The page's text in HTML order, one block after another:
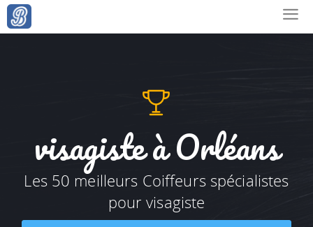
visagiste à Orléans
Les 50 meilleurs Coiffeurs spécialistes
pour visagiste